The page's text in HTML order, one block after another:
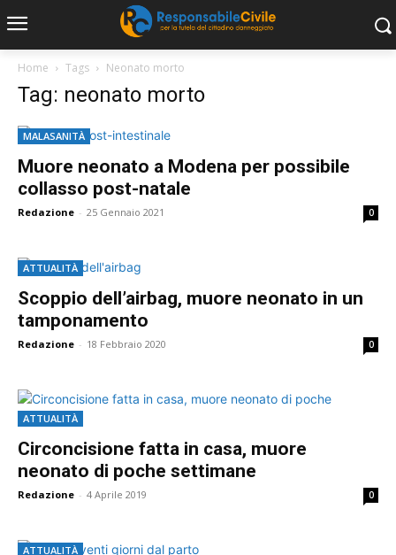
Home Tags Neonato morto
Tag: neonato morto
MALASANITÀ
Muore neonato a Modena per possibile
collasso post-natale
Redazione - 25 Gennaio 2021 0
ATTUALITÀ
Scoppio dell’airbag, muore neonato in un
tamponamento
Redazione - 18 Febbraio 2020 0
ATTUALITÀ
Circoncisione fatta in casa, muore
neonato di poche settimane
Redazione - 4 Aprile 2019 0
ATTUALITÀ